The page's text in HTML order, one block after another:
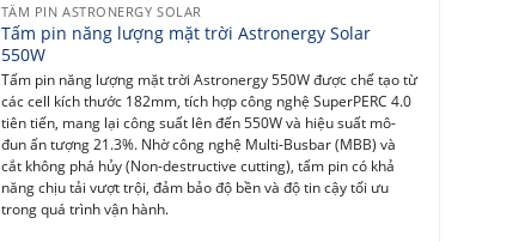
TẤM PIN ASTRONERGY SOLAR
Tấm pin năng lượng mặt trời Astronergy Solar
550W
Tấm pin năng lượng mặt trời Astronergy 550W được chế tạo từ
các cell kích thước 182mm, tích hợp công nghệ SuperPERC 4.0
tiên tiến, mang lại công suất lên đến 550W và hiệu suất mô-
đun ấn tượng 21.3%. Nhờ công nghệ Multi-Busbar (MBB) và
cắt không phá hủy (Non-destructive cutting), tấm pin có khả
năng chịu tải vượt trội, đảm bảo độ bền và độ tin cậy tối ưu
trong quá trình vận hành.